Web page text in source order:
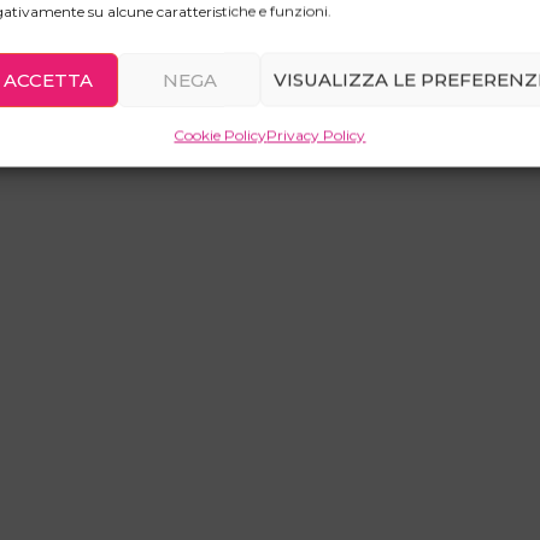
su alcune caratteristiche e funzioni.
ACCETTA NEGA VISUALIZZA LE
Cookie PolicyPrivacy Policy